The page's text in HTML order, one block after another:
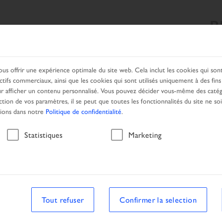
NOS PRODUITS SERVICES PARTENAIRE LOCAL
Véhicule
offrir une expérience optimale du site web. Cela inclut les cookies qui
commerciaux, ainsi que les cookies qui sont utilisés uniquement à des
afficher un contenu personnalisé. Vous pouvez décider vous-même des
de vos paramètres, il se peut que toutes les fonctionnalités du site ne
dans notre Politique de confidentialité.
Statistiques Marketing
Tout refuser Confirmer la selection